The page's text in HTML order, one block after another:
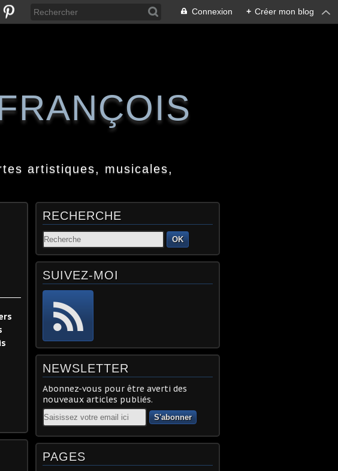
Connexion + Créer mon blog
artistiques, musicales,
RECHERCHE
OK
SUIVEZ-MOI
NEWSLETTER
Abonnez-vous pour être averti des
nouveaux articles publiés.
Email
PAGES